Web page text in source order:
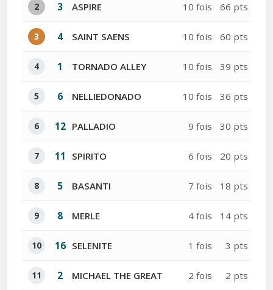
2 3 ASPIRE 10 fois 66 pts
3 4 SAINT SAENS 10 fois 60 pts
4 1 TORNADO ALLEY 10 fois 39 pts
5 6 NELLIEDONADO 10 fois 36 pts
6 12 PALLADIO 9 fois 30 pts
7 11 SPIRITO 6 fois 20 pts
8 5 BASANTI 7 fois 18 pts
9 8 MERLE 4 fois 14 pts
10 16 SELENITE 1 fois 3 pts
11 2 MICHAEL THE GREAT 2 fois 2 pts